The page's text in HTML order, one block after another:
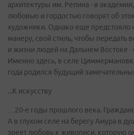
архитектуры им. Репина - в
любовью и гордостью говорят об
художники. Однако еще предстояло
манеру, свой стиль, чтобы передать
и жизни людей на Дальнем Востоке -
Именно здесь, в селе
года родился будущий
...К искусству
…20-е годы прошлого века.
А в глухом селе на берегу Амура в
зреет любовь к живописи, которую